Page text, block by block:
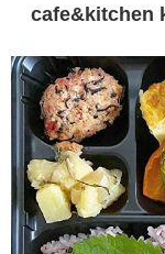
cafe&kitchen